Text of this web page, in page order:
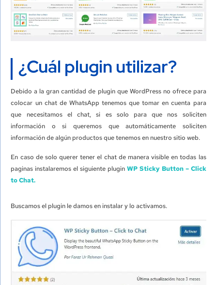
¿Cuál plugin utilizar?
Debido a la gran cantidad de plugin que WordPress no ofrece para
colocar un chat de WhatsApp tenemos que tomar en cuenta para
que necesitamos el chat, si es solo para que nos soliciten
información o si queremos que automáticamente soliciten
información de algún productos que tenemos en nuestro sitio web.
En caso de solo querer tener el chat de manera visible en todas las
paginas instalaremos el siguiente plugin WP Sticky Button – Click
to Chat.
Buscamos el plugin le damos en instalar y lo activamos.